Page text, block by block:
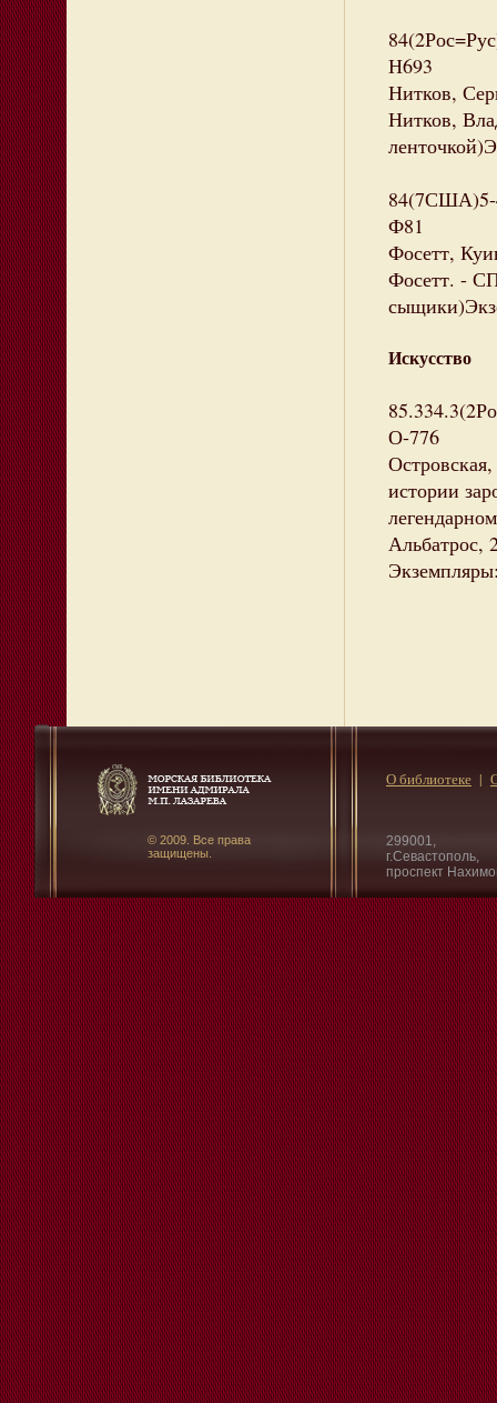
Н693
Нитков,
Нитков,
Ф81
Фосетт,
Фосетт. -
Искусство
О-776
истории
Альбатрос,
© 2009. Все права
защищены.
299001,
г.Севастополь,
проспект
О библиотеке